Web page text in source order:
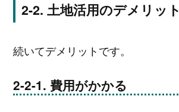
土地活用のデメリット
続いてデメリットです。
費用がかかる